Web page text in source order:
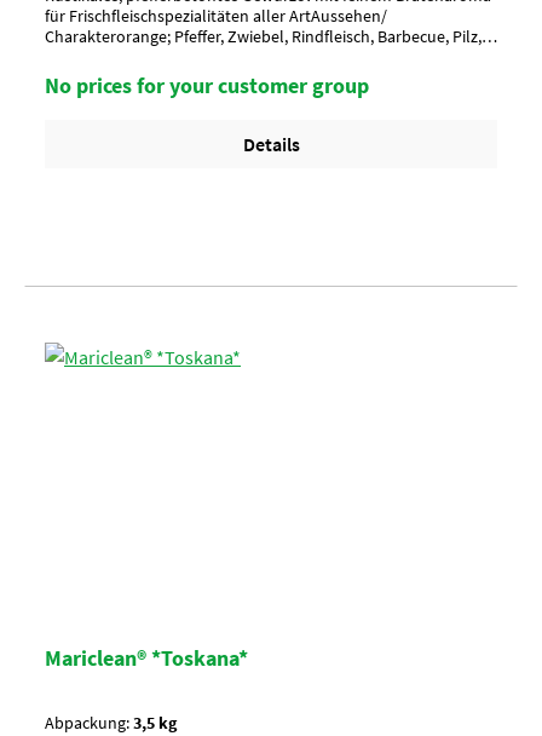
für Frischfleischspezialitäten aller ArtAussehen/
Charakterorange; Pfeffer, Zwiebel, Rindfleisch, Barbecue, Pilz,
Geschnetzeltes_x000D_ Vor Gebrauch umrühren
!Umverpackung18 Eimer a 3,5 kg per Lage/ 6 Lagen per Palette
No prices for your customer group
Details
Mariclean® *Toskana*
Abpackung:3,5 kg